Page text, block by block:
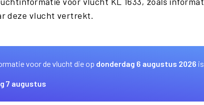
deze vlucht vertrekt.
voor de vlucht die op donderdag 6 augustus 2026
7 augustus